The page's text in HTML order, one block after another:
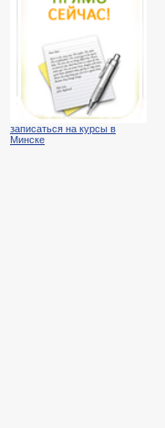
записаться на курсы в
Минске